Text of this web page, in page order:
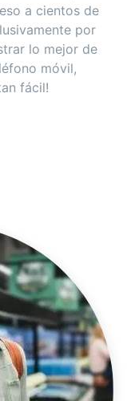
a cientos de
por
lo mejor de
móvil,
fácil!